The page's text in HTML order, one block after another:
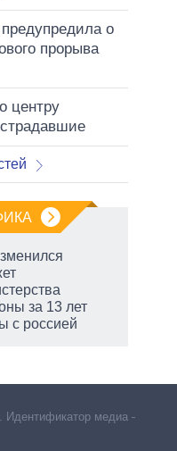
о
прорыва
центру
за 13 лет
с россией
медиа –